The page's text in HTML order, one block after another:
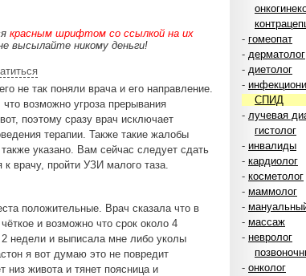
- гомеопат
- дерматолог
- диетолог
-
СПИД
- лучевая
гистолог
- инвалиды
- кардиолог
- косметолог
- маммолог
-
- массаж
- невролог
- онколог
красным шрифтом со ссылкой на их
высылайте никому деньги!
не так поняли врача и его направление.
возможно угроза прерывания
поэтому сразу врач исключает
терапии. Также такие жалобы
указано. Вам сейчас следует сдать
врачу, пройти УЗИ малого таза.
положительные. Врач сказала что в
и возможно что срок около 4
недели и выписала мне либо уколы
я вот думаю это не повредит
низ живота и тянет поясница и